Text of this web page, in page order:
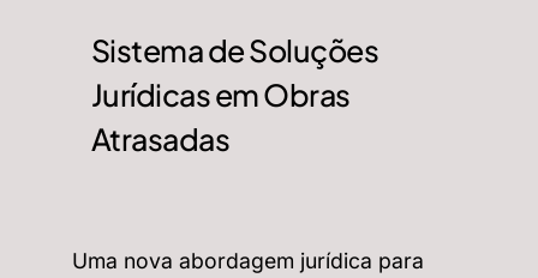
Sistema de Soluções
Jurídicas em Obras
Atrasadas
Uma nova abordagem jurídica para